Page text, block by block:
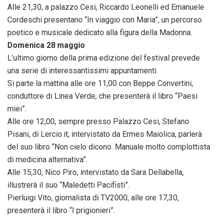
Alle 21,30, a palazzo Cesi, Riccardo Leonelli ed Emanuele
Cordeschi presentano “In viaggio con Maria”, un percorso
poetico e musicale dedicato alla figura della Madonna.
Domenica 28 maggio
L’ultimo giorno della prima edizione del festival prevede
una serie di interessantissimi appuntamenti.
Si parte la mattina alle ore 11,00 con Beppe Convertini,
conduttore di Linea Verde, che presenterà il libro “Paesi
miei”.
Alle ore 12,00, sempre presso Palazzo Cesi, Stefano
Pisani, di Lercio.it, intervistato da Ermes Maiolica, parlerà
del suo libro “Non cielo dicono. Manuale molto complottista
di medicina alternativa”.
Alle 15,30, Nico Piro, intervistato da Sara Dellabella,
illustrerà il suo “Maledetti Pacifisti”.
Pierluigi Vito, giornalista di TV2000, alle ore 17,30,
presenterà il libro “I prigionieri”.